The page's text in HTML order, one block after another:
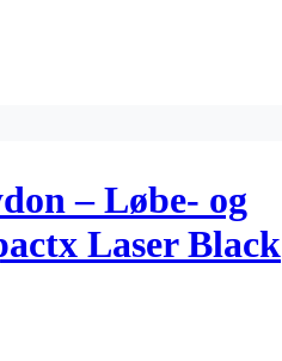
– Løbe- og
Laser Black